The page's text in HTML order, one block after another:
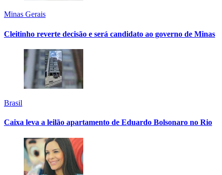
Minas Gerais
Cleitinho reverte decisão e será candidato ao governo de Minas
Brasil
Caixa leva a leilão apartamento de Eduardo Bolsonaro no Rio